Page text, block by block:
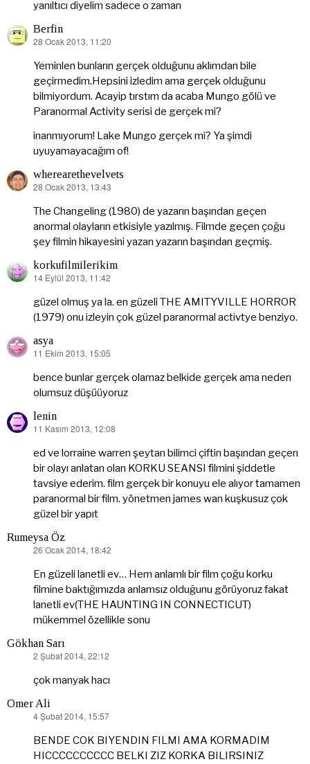
yanıltıcı diyelim sadece o zaman
Berfin
dedi
28 Ocak 2013, 11:20
Yeminlen bunların gerçek olduğunu aklımdan bile
geçirmedim.Hepsini izledim ama gerçek olduğunu
bilmiyordum. Acayip tırstım da acaba Mungo gölü ve
Paranormal Activity serisi de gerçek mi?
inanmıyorum! Lake Mungo gerçek mi? Ya şimdi
uyuyamayacağım of!
wherearethevelvets
dedi
28 Ocak 2013, 13:43
The Changeling (1980) de yazarın başından geçen
anormal olayların etkisiyle yazılmış. Filmde geçen çoğu
şey filmin hikayesini yazan yazarın başından geçmiş.
korkufilmilerikim
dedi
14 Eylül 2013, 11:42
güzel olmuş ya la. en güzeli THE AMITYVILLE HORROR
(1979) onu izleyin çok güzel paranormal activtye benziyo.
asya
dedi
11 Ekim 2013, 15:05
bence bunlar gerçek olamaz belkide gerçek ama neden
olumsuz düşüüyoruz
lenin
dedi
11 Kasım 2013, 12:08
ed ve lorraine warren şeytan bilimci çiftin başından geçen
bir olayı anlatan olan KORKU SEANSI filmini şiddetle
tavsiye ederim. film gerçek bir konuyu ele alıyor tamamen
paranormal bir film. yönetmen james wan kuşkusuz çok
güzel bir yapıt
Rumeysa Öz
26 Ocak 2014, 18:42
En güzeli lanetli ev… Hem anlamlı bir film çoğu korku
filmine baktığımızda anlamsız olduğunu görüyoruz fakat
lanetli ev(THE HAUNTING IN CONNECTICUT)
mükemmel özellikle sonu
Gökhan Sarı
2 Şubat 2014, 22:12
çok manyak hacı
Omer Ali
4 Şubat 2014, 15:57
BENDE COK BIYENDIN FILMI AMA KORMADIM
HICCCCCCCCCC BELKI ZIZ KORKA BILIRSINIZ